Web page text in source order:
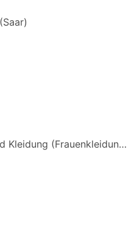
(Frauenkleidung)